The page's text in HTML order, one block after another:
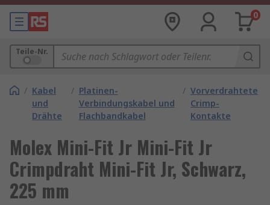
0
Teile-Nr.
/ Kabel
und
Drähte
/ Platinen-
Verbindungskabel und
Flachbandkabel
/ Vorverdrahtete
Crimp-
Kontakte
Molex Mini-Fit Jr Mini-Fit Jr
Crimpdraht Mini-Fit Jr, Schwarz,
225 mm